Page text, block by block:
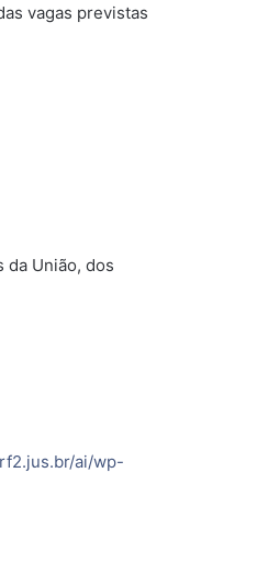
vagas previstas
da União, dos
ai/wp-